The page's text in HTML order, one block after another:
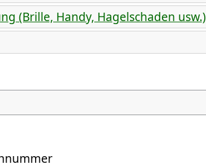
(Brille, Handy, Hagelschaden usw.)